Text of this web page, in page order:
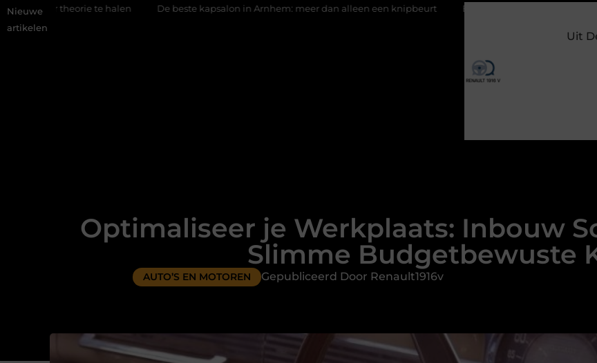
Nieuwe
artikelen
te halen De beste kapsalon in Arnhem: meer dan alleen een knipbeurt Barbecuevlees bestellen voor een
Uit
Optimaliseer je Werkplaats: Inbouw
Slimme Budgetbewuste
AUTO’S EN MOTOREN Gepubliceerd Door Renault1916v